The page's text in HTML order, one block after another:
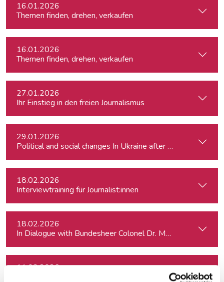
16.01.2026
Themen finden, drehen, verkaufen
16.01.2026
Themen finden, drehen, verkaufen
27.01.2026
Ihr Einstieg in den freien Journalismus
29.01.2026
Political and social changes In Ukraine after four years of
18.02.2026
Interviewtraining für Journalist:innen
18.02.2026
In Dialogue with Bundesheer Colonel Dr. Markus Reisner
11.03.2026
Elections in Slovenia: will Trump-admirer Janez Janša